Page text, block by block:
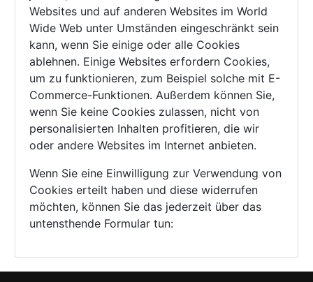
Websites und auf anderen Websites im World
Wide Web unter Umständen eingeschränkt sein
kann, wenn Sie einige oder alle Cookies
ablehnen. Einige Websites erfordern Cookies,
um zu funktionieren, zum Beispiel solche mit E-
Commerce-Funktionen. Außerdem können Sie,
wenn Sie keine Cookies zulassen, nicht von
personalisierten Inhalten profitieren, die wir
oder andere Websites im Internet anbieten.
Wenn Sie eine Einwilligung zur Verwendung von
Cookies erteilt haben und diese widerrufen
möchten, können Sie das jederzeit über das
untensthende Formular tun: